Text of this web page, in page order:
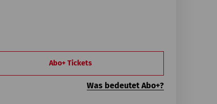
Abo+ Tickets
Was bedeutet Abo+?